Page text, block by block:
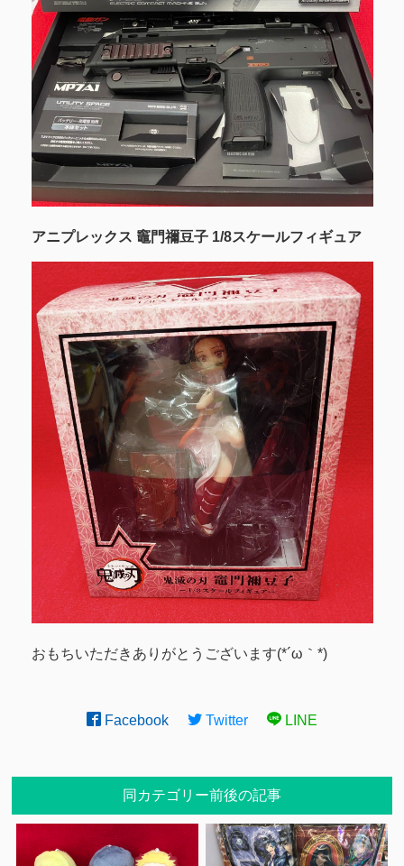
アニプレックス 竈門禰豆子 1/8スケールフィギュア
おもちいただきありがとうございます(*´ω｀*)
Facebook Twitter LINE
同カテゴリー前後の記事